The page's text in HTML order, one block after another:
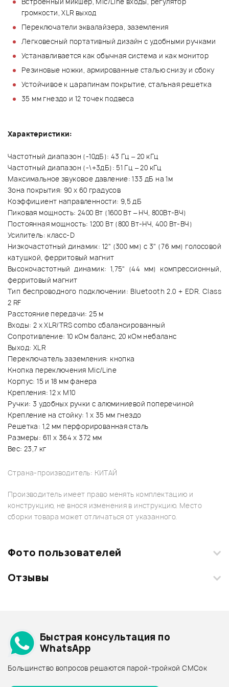
громкости, XLR выход
Переключатели эквалайзера, заземления
Легковесный портативный дизайн с удобными ручками
Устанавливается как обычная система и как монитор
Резиновые ножки, армированные сталью снизу и сбоку
Устойчивое к царапинам покрытие, стальная решетка
35 мм гнездо и 12 точек подвеса
Характеристики:
Частотный диапазон (-10дБ): 43 Гц – 20 кГц
Частотный диапазон (-\+3дБ): 51 Гц – 20 кГц
Максимальное звуковое давление: 133 дБ на 1м
Зона покрытия: 90 х 60 градусов
Коэффициент направленности: 9,5 дБ
Пиковая мощность: 2400 Вт (1600 Вт – НЧ, 800Вт-ВЧ)
Постоянная мощность: 1200 Вт (800 Вт-НЧ, 400 Вт-ВЧ)
Усилитель: класс-D
Низкочастотный динамик: 12" (300 мм) с 3" (76 мм) голосовой
катушкой, ферритовый магнит
Высокочастотный динамик: 1,75" (44 мм) компрессионный,
ферритовый магнит
Тип беспроводного подключении: Bluetooth 2.0 + EDR. Class
2 RF
Расстояние передачи: 25 м
Входы: 2 х XLR/TRS combo сбалансированный
Сопротивление: 10 кОм баланс, 20 кОм небаланс
Выход: XLR
Переключатель заземления: кнопка
Кнопка переключения Mic/Line
Корпус: 15 и 18 мм фанера
Крепления: 12 х М10
Ручки: 3 удобных ручки с алюминиевой поперечиной
Крепление на стойку: 1 х 35 мм гнездо
Решетка: 1,2 мм перфорированная сталь
Размеры: 611 х 364 х 372 мм
Вес: 23,7 кг
Страна-производитель: КИТАЙ
Производитель имеет право менять комплектацию и
конструкцию, не внося изменения в инструкцию. Место
сборки товара может отличаться от указанного.
Фото пользователей
Загрузите свои фотографии купленного товара и получите
Отзывы
Архив товаров - дешевле
Архив товаров - дороже
Все товары ALTO
Быстрая консультация по
WhatsApp
Большинство вопросов решаются парой-тройкой СМСок